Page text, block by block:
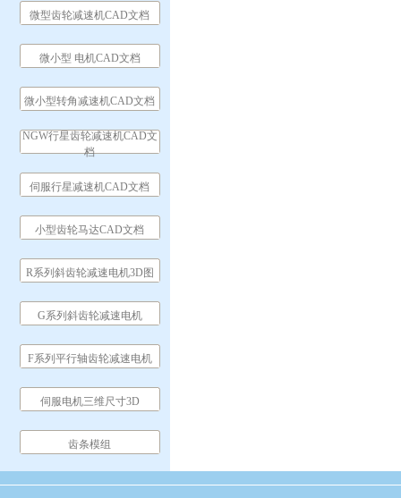
微型齿轮减速机CAD文档
微小型 电机CAD文档
微小型转角减速机CAD文档
NGW行星齿轮减速机CAD文
档
伺服行星减速机CAD文档
小型齿轮马达CAD文档
R系列斜齿轮减速电机3D图
G系列斜齿轮减速电机
F系列平行轴齿轮减速电机
伺服电机三维尺寸3D
齿条模组